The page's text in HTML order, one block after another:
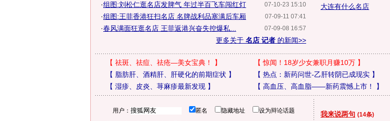
07-10-23 15:10
·组图:刘松仁逛名店发脾气 年过半百飞车闯红灯
07-09-11 07:41
·组图:王菲香港狂扫名店 名牌战利品塞满后车厢
07-09-08 16:57
·春风满面狂逛名店 王菲返港兴奋失控爆私...
更多关于 名店 记者 的新闻>>
大连有什么名店
【 祛斑、祛痘、祛疮—美女宝典！ 】 【惊闻！18岁少女兼职月赚10万】
【 脂肪肝、酒精肝、肝硬化的前期症状 】 【 热点：新药问世-乙肝转阴已成现实】
【 湿疹、皮炎、荨麻疹最新发现】 【 高血压、高血脂——新药震憾上市！ 】
用户： 匿名 隐藏地址 设为辩论话题 我来说两句 (14条)